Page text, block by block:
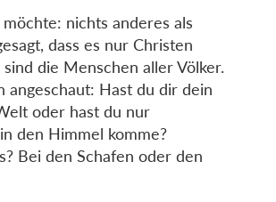
nichts anderes als
dass es nur Christen
die Menschen aller Völker.
Hast du dir dein
oder hast du nur
den Himmel komme?
Bei den Schafen oder den